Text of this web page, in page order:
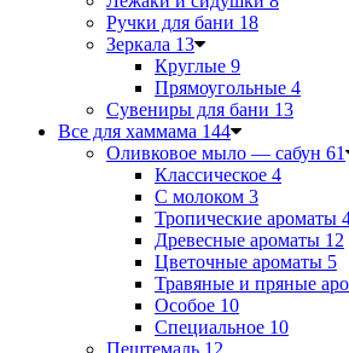
Ручки для бани 18
Зеркала 13
Круглые 9
Прямоугольные 4
Сувениры для бани 13
Все для хаммама 144
Оливковое мыло — сабун 61
Классическое 4
С молоком 3
Тропические ароматы
Древесные ароматы 12
Цветочные ароматы 5
Травяные и пряные
Особое 10
Специальное 10
Пештемаль 12